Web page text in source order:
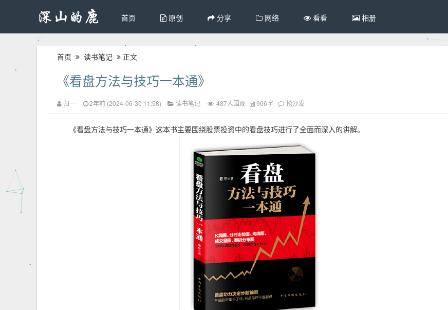
首页 原创 分享 网络 看看 相册
首页 读书笔记 正文
《看盘方法与技巧一本通》
归一 2年前 (2024-06-30 11:58) 读书笔记 487人围观 906字 抢沙发
《看盘方法与技巧一本通》这本书主要围绕股票投资中的看盘技巧进行了全面而深入的讲解。